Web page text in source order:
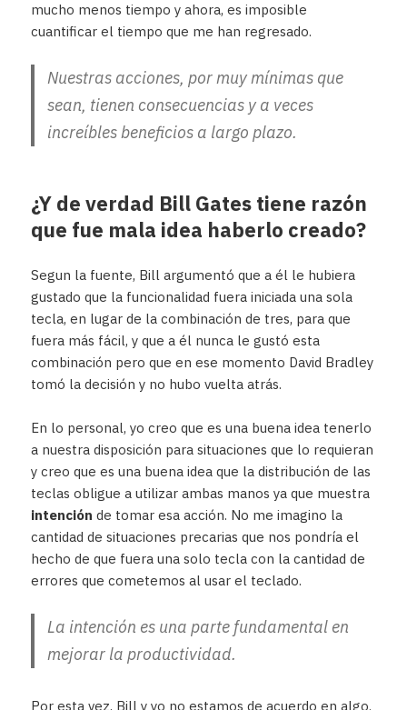
mucho menos tiempo y ahora, es imposible
cuantificar el tiempo que me han regresado.
Nuestras acciones, por muy mínimas que
sean, tienen consecuencias y a veces
increíbles beneficios a largo plazo.
¿Y de verdad Bill Gates tiene razón
que fue mala idea haberlo creado?
Segun la fuente, Bill argumentó que a él le hubiera
gustado que la funcionalidad fuera iniciada una sola
tecla, en lugar de la combinación de tres, para que
fuera más fácil, y que a él nunca le gustó esta
combinación pero que en ese momento David Bradley
tomó la decisión y no hubo vuelta atrás.
En lo personal, yo creo que es una buena idea tenerlo
a nuestra disposición para situaciones que lo requieran
y creo que es una buena idea que la distribución de las
teclas obligue a utilizar ambas manos ya que muestra
intención de tomar esa acción. No me imagino la
cantidad de situaciones precarias que nos pondría el
hecho de que fuera una solo tecla con la cantidad de
errores que cometemos al usar el teclado.
La intención es una parte fundamental en
mejorar la productividad.
Por esta vez, Bill y yo no estamos de acuerdo en algo.